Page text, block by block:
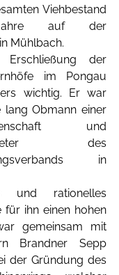
Viehbestand
auf der
Mühlbach.
Erschließung der
im Pongau
wichtig. Er war
lang Obmann einer
und
des
in
und rationelles
für ihn einen hohen
gemeinsam mit
Brandner Sepp
der Gründung des